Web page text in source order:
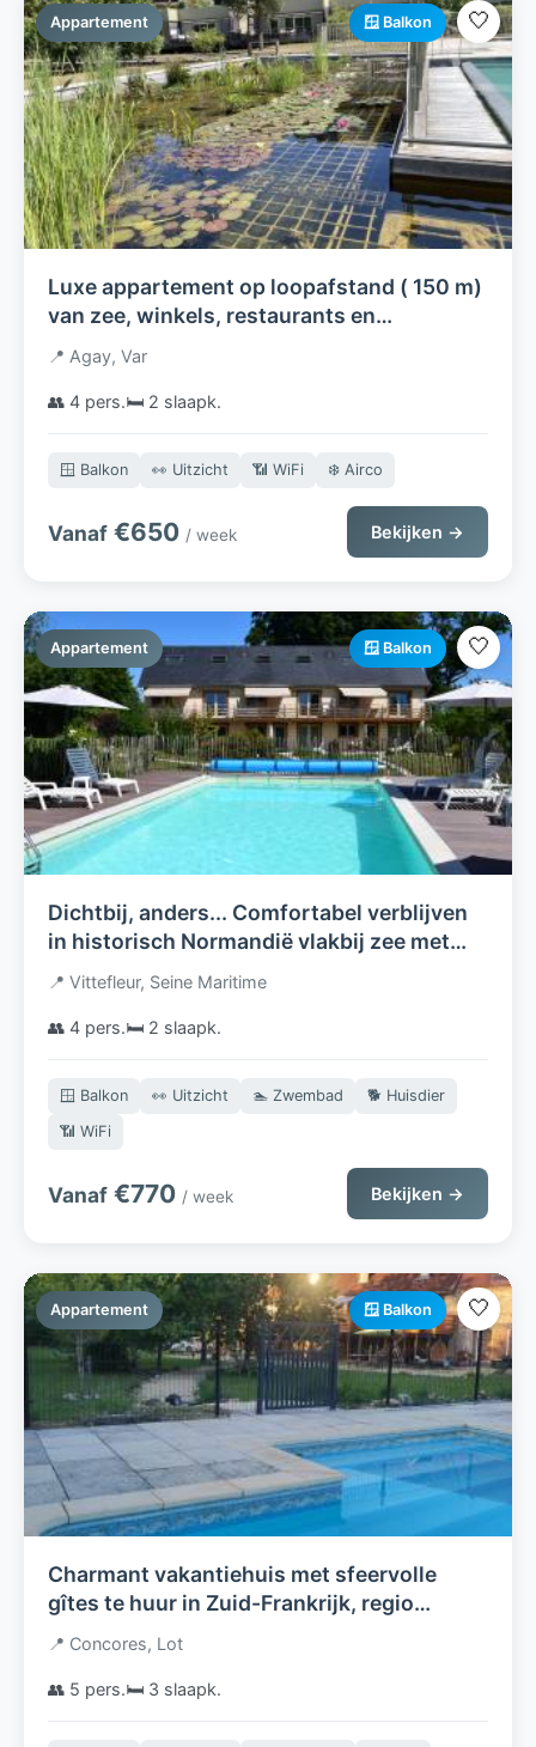
Appartement 🪟 Balkon 🤍
Luxe appartement op loopafstand ( 150 m)
van zee, winkels, restaurants en
Esterelgebergte
📍 Agay, Var
👥 4 pers.🛏️ 2 slaapk.
🪟 Balkon 👀 Uitzicht 📶 WiFi ❄️ Airco
Vanaf €650 / week Bekijken →
Appartement 🪟 Balkon 🤍
Dichtbij, anders... Comfortabel verblijven
in historisch Normandië vlakbij zee met
zwembad
📍 Vittefleur, Seine Maritime
👥 4 pers.🛏️ 2 slaapk.
🪟 Balkon 👀 Uitzicht 🏊 Zwembad
🐕 Huisdier
📶 WiFi
Vanaf €770 / week Bekijken →
Appartement 🪟 Balkon 🤍
Charmant vakantiehuis met sfeervolle
gîtes te huur in Zuid-Frankrijk, regio
Lot/Dordogne: rust, comfort en avontuur
in een prachtige omgeving!
📍 Concores, Lot
👥 5 pers.🛏️ 3 slaapk.